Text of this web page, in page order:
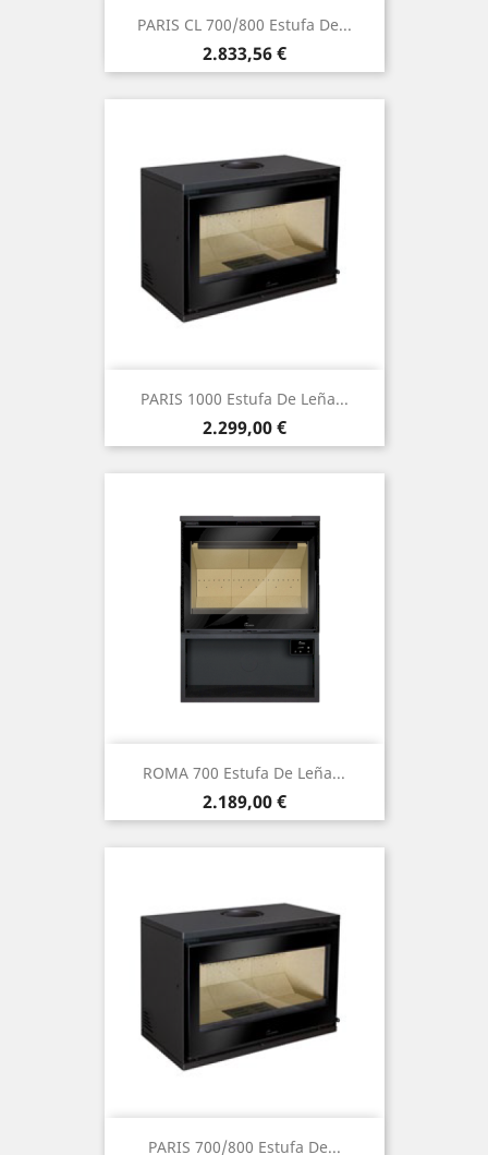
PARIS CL 700/800 Estufa De...
Precio
2.833,56 €
PARIS 1000 Estufa De Leña...
Precio
2.299,00 €
ROMA 700 Estufa De Leña...
Precio
2.189,00 €
PARIS 700/800 Estufa De...